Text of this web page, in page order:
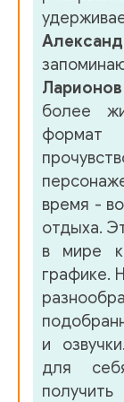
040
041
042
043
044
045
046
047
048
049
050
051
более
время -
отдыха.
в мире
графике.
и
для